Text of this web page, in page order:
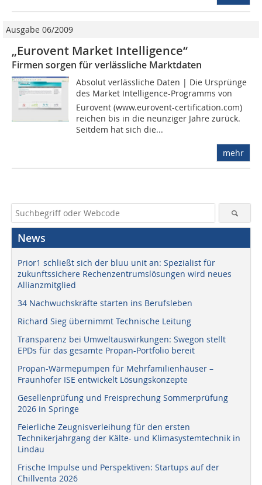
Ausgabe 06/2009
„Eurovent Market Intelligence“
Firmen sorgen für verlässliche Marktdaten
Absolut verlässliche Daten | Die Ursprünge
des Market Intelligence-Programms von
Eurovent (www.eurovent-certification.com)
reichen bis in die neunziger Jahre zurück.
Seitdem hat sich die...
mehr
News
Prior1 schließt sich der bluu unit an: Spezialist für
zukunftssichere Rechenzentrumslösungen wird neues
Allianzmitglied
34 Nachwuchskräfte starten ins Berufsleben
Richard Sieg übernimmt Technische Leitung
Transparenz bei Umweltauswirkungen: Swegon stellt
EPDs für das gesamte Propan-Portfolio bereit
Propan-Wärmepumpen für Mehrfamilienhäuser –
Fraunhofer ISE entwickelt Lösungskonzepte
Gesellenprüfung und Freisprechung Sommerprüfung
2026 in Springe
Feierliche Zeugnisverleihung für den ersten
Technikerjahrgang der Kälte- und Klimasystemtechnik in
Lindau
Frische Impulse und Perspektiven: Startups auf der
Chillventa 2026